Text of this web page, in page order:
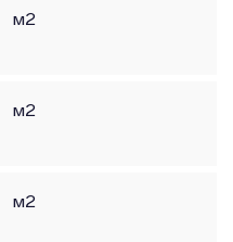
м2
м2
м2